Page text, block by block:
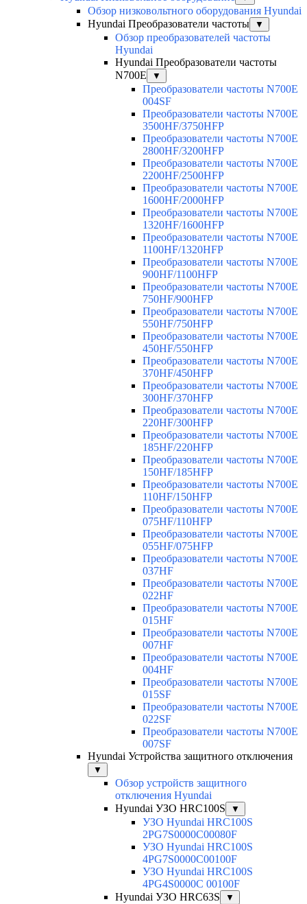
Обзор низковольтного оборудования Hyundai
Hyundai Преобразователи частоты
▼
Обзор преобразователей частоты
Hyundai
Hyundai Преобразователи частоты
N700E
▼
Преобразователи частоты N700E
004SF
Преобразователи частоты N700E
3500HF/3750HFP
Преобразователи частоты N700E
2800HF/3200HFP
Преобразователи частоты N700E
2200HF/2500HFP
Преобразователи частоты N700E
1600HF/2000HFP
Преобразователи частоты N700E
1320HF/1600HFP
Преобразователи частоты N700E
1100HF/1320HFP
Преобразователи частоты N700E
900HF/1100HFP
Преобразователи частоты N700E
750HF/900HFP
Преобразователи частоты N700E
550HF/750HFP
Преобразователи частоты N700E
450HF/550HFP
Преобразователи частоты N700E
370HF/450HFP
Преобразователи частоты N700E
300HF/370HFP
Преобразователи частоты N700E
220HF/300HFP
Преобразователи частоты N700E
185HF/220HFP
Преобразователи частоты N700E
150HF/185HFP
Преобразователи частоты N700E
110HF/150HFP
Преобразователи частоты N700E
075HF/110HFP
Преобразователи частоты N700E
055HF/075HFP
Преобразователи частоты N700E
037HF
Преобразователи частоты N700E
022HF
Преобразователи частоты N700E
015HF
Преобразователи частоты N700E
007HF
Преобразователи частоты N700E
004HF
Преобразователи частоты N700E
015SF
Преобразователи частоты N700E
022SF
Преобразователи частоты N700E
007SF
Hyundai Устройства защитного отключения
▼
Обзор устройств защитного
отключения Hyundai
Hyundai УЗО HRC100S
▼
УЗО Hyundai HRC100S
2PG7S0000C00080F
УЗО Hyundai HRC100S
4PG7S0000C00100F
УЗО Hyundai HRC100S
4PG4S0000C 00100F
Hyundai УЗО HRC63S
▼